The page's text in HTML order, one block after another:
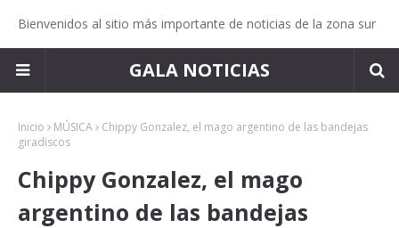
Bienvenidos al sitio más importante de noticias de la zona sur
GALA NOTICIAS
Inicio MÚSICA
Chippy Gonzalez, el mago argentino de las bandejas
giradiscos
Chippy Gonzalez, el mago
argentino de las bandejas